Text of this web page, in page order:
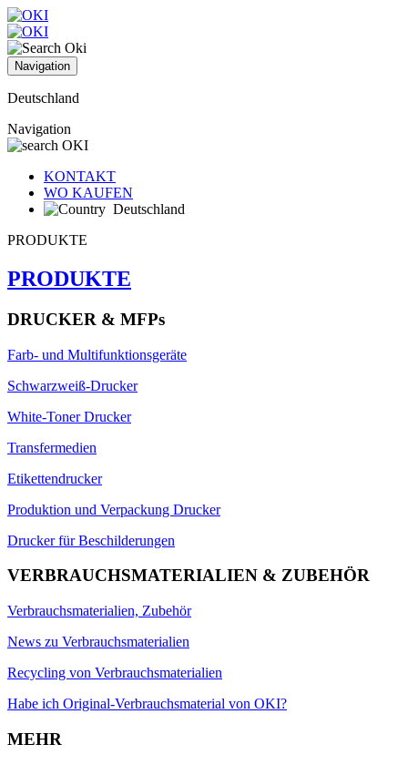
Navigation
Deutschland
Navigation
KONTAKT
WO KAUFEN
Deutschland
PRODUKTE
PRODUKTE
DRUCKER & MFPs
Farb- und Multifunktionsgeräte
Schwarzweiß-Drucker
White-Toner Drucker
Transfermedien
Etikettendrucker
Produktion und Verpackung Drucker
Drucker für Beschilderungen
VERBRAUCHSMATERIALIEN & ZUBEHÖR
Verbrauchsmaterialien, Zubehör
News zu Verbrauchsmaterialien
Recycling von Verbrauchsmaterialien
Habe ich Original-Verbrauchsmaterial von OKI?
MEHR